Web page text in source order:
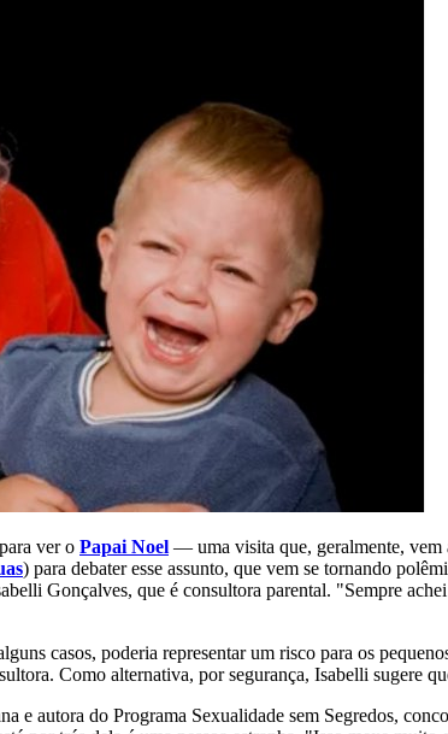
ver o Papai Noel — uma visita que, geralmente, vem
) para debater esse assunto, que vem se tornando
Gonçalves, que é consultora parental. "Sempre
casos, poderia representar um risco para os
Como alternativa, por segurança, Isabelli sugere
e autora do Programa Sexualidade sem Segredos,